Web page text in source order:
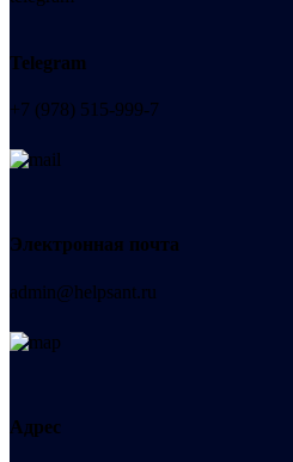
Telegram
+7 (978) 515-999-7
Электронная почта
admin@helpsant.ru
Адрес